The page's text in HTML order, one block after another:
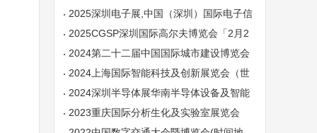
2025深圳电子展,中国（深圳）国际电子信
息展览会
2025CGSP深圳国际高尔夫博览会「2月2
7-31高尔夫展
2024第二十二届中国国际城市建设博览会
2024上海国际智能科技及创新展览会（世
亚智博会）
2024深圳半导体展华南半导体设备及智能
装备展材料展
2023重庆国际分析生化及实验室展览会